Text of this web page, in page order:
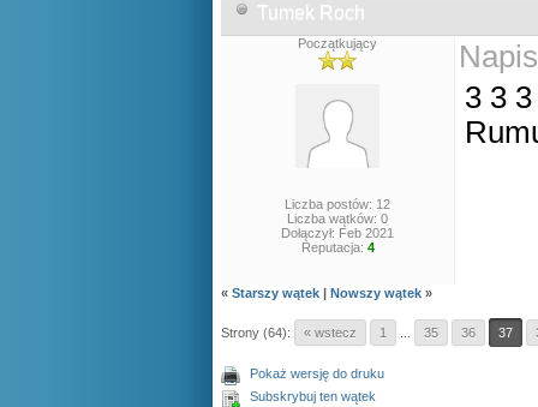
Tumek Roch
Początkujący
Liczba postów: 12
Liczba wątków: 0
Dołączył: Feb 2021
Reputacja: 4
3 3 3
« Starszy wątek | Nowszy wątek »
Strony (64): « wstecz 1 35 36 37
Pokaż wersję do druku
Subskrybuj ten wątek